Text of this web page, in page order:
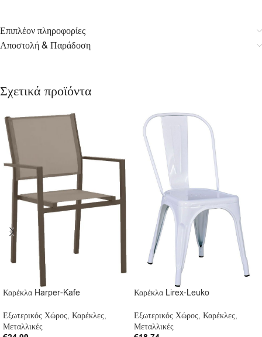
Επιπλέον πληροφορίες
Αποστολή & Παράδοση
Σχετικά προϊόντα
Καρέκλα Harper-Kafe
Εξωτερικός Χώρος, Καρέκλες,
Μεταλλικές
Καρέκλα Lirex-Leuko
Εξωτερικός Χώρος, Καρέκλες,
Μεταλλικές